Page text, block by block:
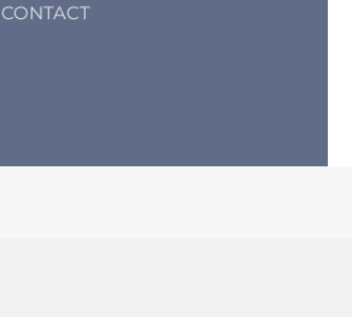
CONTACT